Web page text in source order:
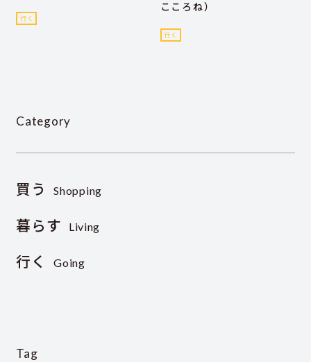
行く
こころね）
行く
Category
買う Shopping
暮らす Living
行く Going
Tag